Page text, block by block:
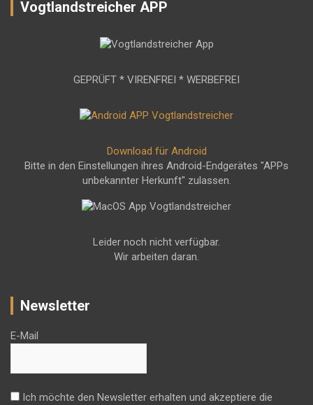
Vogtlandstreicher APP
GEPRÜFT * VIRENFREI * WERBEFREI
Download für Android
Bitte in den Einstellungen ihres Android-Endgerätes "APPs
unbekannter Herkunft" zulassen.
Leider noch nicht verfügbar.
Wir arbeiten daran.
Newsletter
E-Mail
Ich möchte den Newsletter erhalten und akzeptiere die